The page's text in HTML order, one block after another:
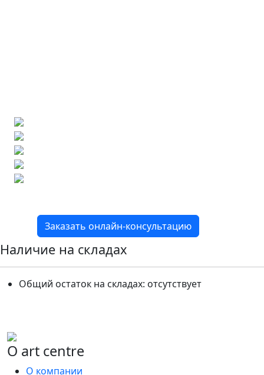
Заказать онлайн-консультацию
Наличие на складах
Общий остаток на складах: отсутствует
О art centre
О компании